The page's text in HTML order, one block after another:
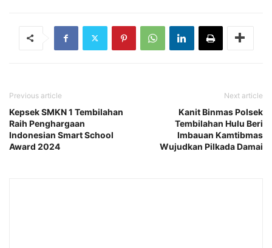
Previous article
Kepsek SMKN 1 Tembilahan
Raih Penghargaan
Indonesian Smart School
Award 2024
Next article
Kanit Binmas Polsek
Tembilahan Hulu Beri
Imbauan Kamtibmas
Wujudkan Pilkada Damai